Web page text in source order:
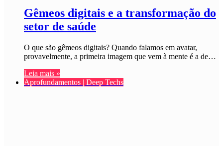
Gêmeos digitais e a transformação do
setor de saúde
O que são gêmeos digitais? Quando falamos em avatar,
provavelmente, a primeira imagem que vem à mente é a de…
Leia mais »
Aprofundamentos | Deep Techs